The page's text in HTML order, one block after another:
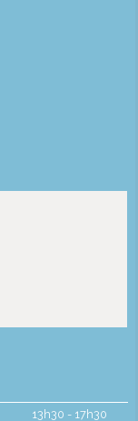
13h30 - 17h30